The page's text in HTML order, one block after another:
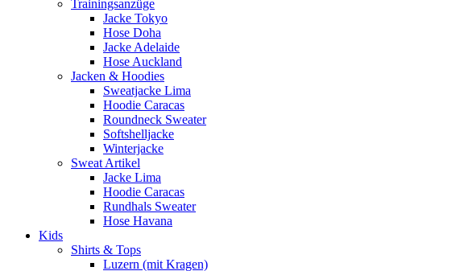
Trainingsanzüge
Jacke Tokyo
Hose Doha
Jacke Adelaide
Hose Auckland
Jacken & Hoodies
Sweatjacke Lima
Hoodie Caracas
Roundneck Sweater
Softshelljacke
Winterjacke
Sweat Artikel
Jacke Lima
Hoodie Caracas
Rundhals Sweater
Hose Havana
Kids
Shirts & Tops
Luzern (mit Kragen)